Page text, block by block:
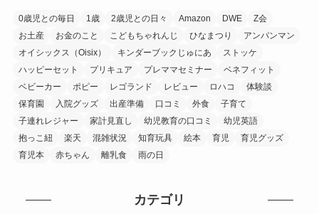
0歳児との毎日 1歳 2歳児との日々 Amazon DWE
Z会
お土産
お金のこと こどもちゃれんじ ひなまつり
アンパンマン
オイシックス（Oisix）
キンダーブックじゅにあ
ストッケ
ハッピーセット
プリキュア プレママセミナー
ベネフィット
ベビーカー
ポピー レゴランド レビュー ロハコ
体験談
保育園
入院グッズ 出産準備 口コミ 外食
子育て
子連れレジャー
家計見直し 幼児教育の口コミ
幼児英語
抱っこ紐
楽天 混雑状況 知育玩具 絵本 育児
育児グッズ
育児本
赤ちゃん 離乳食 雨の日
カテゴリ